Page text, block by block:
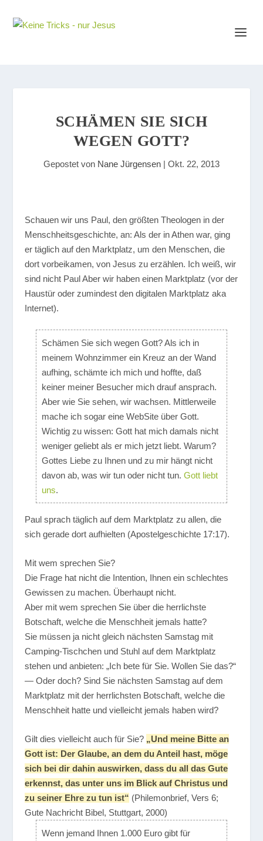
SCHÄMEN SIE SICH
WEGEN GOTT?
Gepostet von Nane Jürgensen | Okt. 22, 2013
Schauen wir uns Paul, den größten Theologen in der
Menschheitsgeschichte, an: Als der in Athen war, ging
er täglich auf den Marktplatz, um den Menschen, die
dort vorbeikamen, von Jesus zu erzählen. Ich weiß, wir
sind nicht Paul Aber wir haben einen Marktplatz (vor der
Haustür oder zumindest den digitalen Marktplatz aka
Internet).
Schämen Sie sich wegen Gott? Als ich in
meinem Wohnzimmer ein Kreuz an der Wand
aufhing, schämte ich mich und hoffte, daß
keiner meiner Besucher mich drauf ansprach.
Aber wie Sie sehen, wir wachsen. Mittlerweile
mache ich sogar eine WebSite über Gott.
Wichtig zu wissen: Gott hat mich damals nicht
weniger geliebt als er mich jetzt liebt. Warum?
Gottes Liebe zu Ihnen und zu mir hängt nicht
davon ab, was wir tun oder nicht tun.Gott liebt
uns.
Paul sprach täglich auf dem Marktplatz zu allen, die
sich gerade dort aufhielten (Apostelgeschichte 17:17).
Mit wem sprechen Sie?
Die Frage hat nicht die Intention, Ihnen ein schlechtes
Gewissen zu machen. Überhaupt nicht.
Aber mit wem sprechen Sie über die herrlichste
Botschaft, welche die Menschheit jemals hatte?
Sie müssen ja nicht gleich nächsten Samstag mit
Camping-Tischchen und Stuhl auf dem Marktplatz
stehen und anbieten: „Ich bete für Sie. Wollen Sie das?“
— Oder doch? Sind Sie nächsten Samstag auf dem
Marktplatz mit der herrlichsten Botschaft, welche die
Menschheit hatte und vielleicht jemals haben wird?
Gilt dies vielleicht auch für Sie? „Und meine Bitte an
Gott ist: Der Glaube, an dem du Anteil hast, möge
sich bei dir dahin auswirken, dass du all das Gute
erkennst, das unter uns im Blick auf Christus und
zu seiner Ehre zu tun ist“ (Philemonbrief, Vers 6;
Gute Nachricht Bibel, Stuttgart, 2000)
Wenn jemand Ihnen 1.000 Euro gibt für